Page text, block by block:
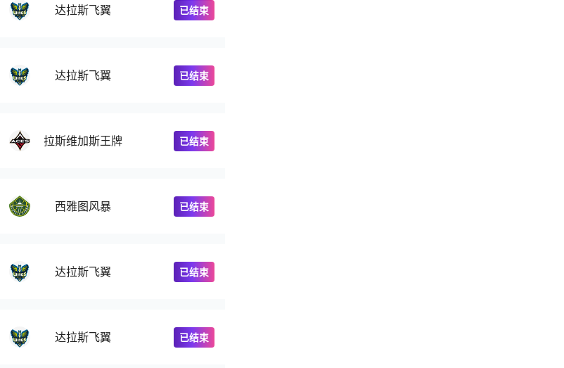
达拉斯飞翼 已结束
达拉斯飞翼 已结束
拉斯维加斯王牌 已结束
西雅图风暴 已结束
达拉斯飞翼 已结束
达拉斯飞翼 已结束